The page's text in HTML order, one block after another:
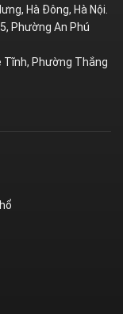
Hà Đông, Hà Nội.
Phường An Phú
Tĩnh, Phường Thắng